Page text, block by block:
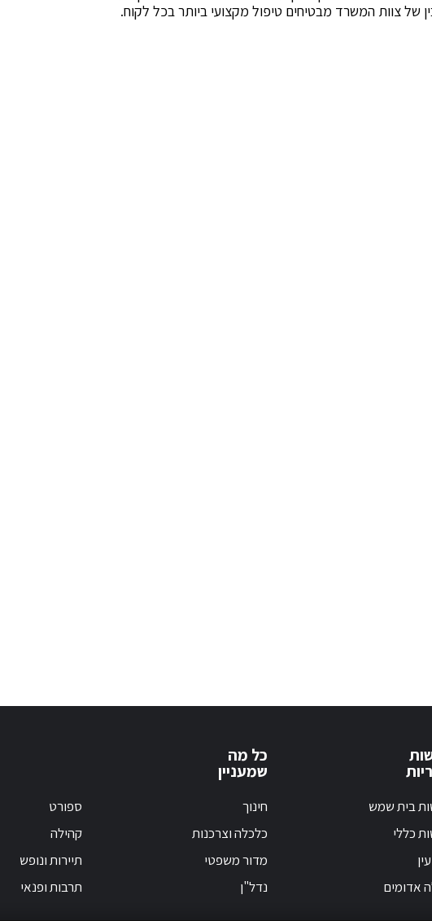
צוות המשרד מבטיחים טיפול מקצועי ביותר בכל לקוח.
בית שמש
כללי
אדומים
כל מה
שמעניין
חינוך
כלכלה וצרכנות
מדור משפטי
נדל"ן
ספורט
קהילה
תיירות ונופש
תרבות ופנאי